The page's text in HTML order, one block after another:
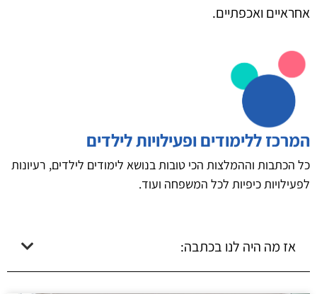
אחראיים ואכפתיים.
המרכז ללימודים ופעילויות לילדים
כל הכתבות וההמלצות הכי טובות בנושא לימודים לילדים, רעיונות
לפעילויות כיפיות לכל המשפחה ועוד.
אז מה היה לנו בכתבה: